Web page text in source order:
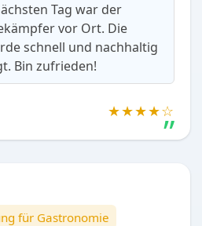
Tag war der
vor Ort. Die
schnell und nachhaltig
Bin zufrieden!
★★★★☆
für Gastronomie